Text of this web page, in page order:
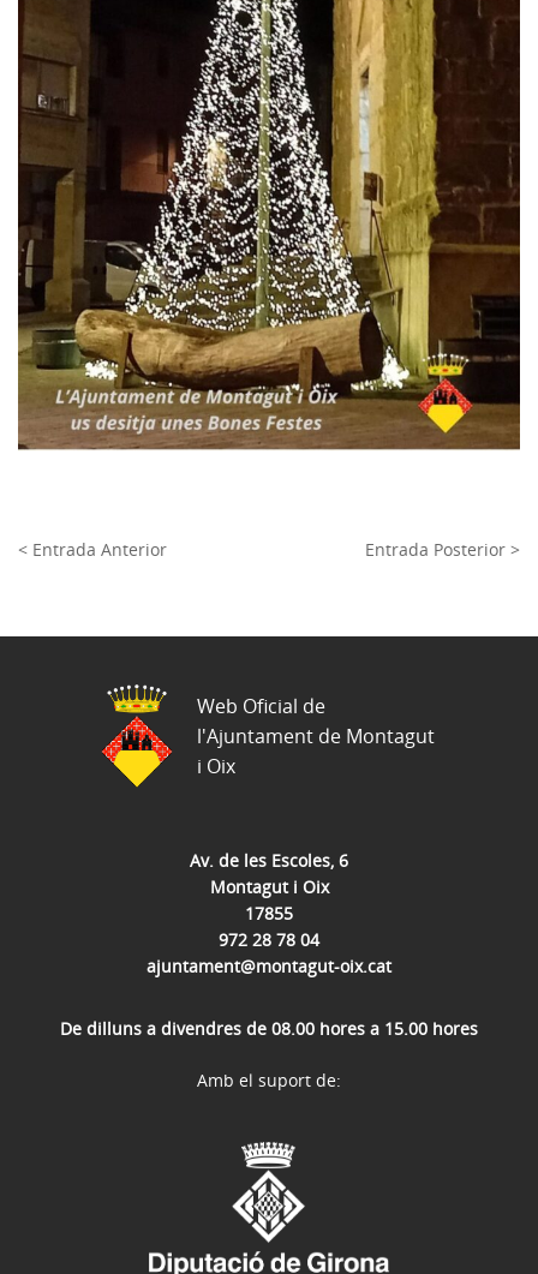
< Entrada Anterior Entrada Posterior >
Av. de les Escoles, 6
Montagut i Oix
17855
972 28 78 04
ajuntament@montagut-oix.cat
De dilluns a divendres de 08.00 hores a 15.00 hores
Web Oficial de
l'Ajuntament de Montagut
i Oix
Amb el suport de: